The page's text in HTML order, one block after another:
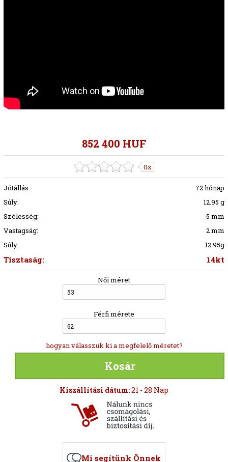
852 400 HUF
0x
Jótállás:
72 hónap
Súly:
12.95 g
Szélesség:
5 mm
Vastagság:
2 mm
Súly:
12.95g
Tisztaság: 14kt
Női méret
53
Férfi mérete
62
hogyan válasszuk ki a megfelelő méretet?
Kosár
Kiszállítási dátum:21 - 28 Nap
Mi segítünk Önnek